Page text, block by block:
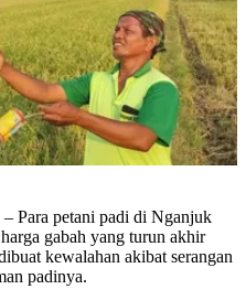
– Para petani padi di Nganjuk
gabah yang turun akhir
kewalahan akibat serangan
padinya.